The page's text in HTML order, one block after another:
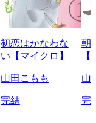
初恋はかなわな
い【マイクロ】
山田こもも
完結
朝
山
完